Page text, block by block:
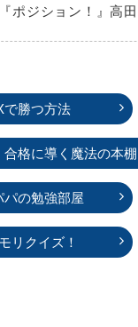
ポジション！』高
で勝つ方法
合格に導く魔法の本棚
パの勉強部屋
リクイズ！